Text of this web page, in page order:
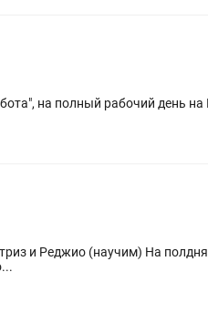
на полный рабочий день